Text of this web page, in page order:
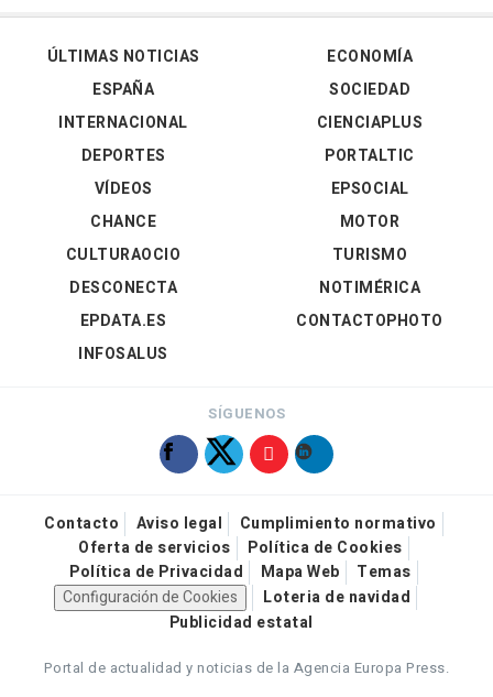
ÚLTIMAS NOTICIAS
ESPAÑA
INTERNACIONAL
DEPORTES
VÍDEOS
ECONOMÍA
SOCIEDAD
CIENCIAPLUS
PORTALTIC
EPSOCIAL
CHANCE
CULTURAOCIO
DESCONECTA
EPDATA.ES
INFOSALUS
MOTOR
TURISMO
NOTIMÉRICA
CONTACTOPHOTO
SÍGUENOS
Contacto Aviso legal
Cumplimiento normativo
Oferta de servicios
Política de Cookies
Política de Privacidad
Mapa Web
Temas
Configuración de Cookies
Loteria de navidad
Publicidad estatal
Portal de actualidad y noticias de la Agencia Europa Press.